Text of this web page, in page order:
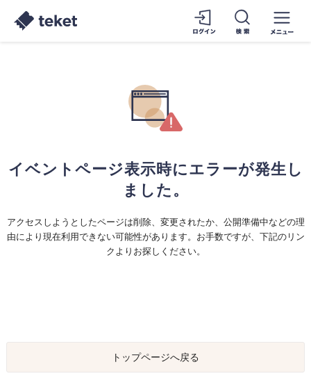
イベントページ表示時にエラーが発生し
ました。
アクセスしようとしたページは削除、変更されたか、公開準備中などの理
由により現在利用できない可能性があります。お手数ですが、下記のリン
クよりお探しください。
トップページへ戻る